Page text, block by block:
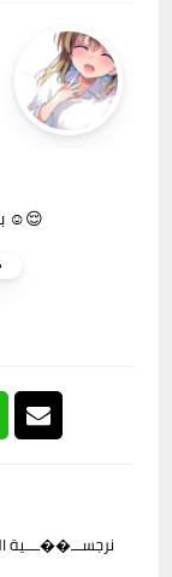
بنت سوريه دلوعه ☺😌
نرجســـ��ــــية